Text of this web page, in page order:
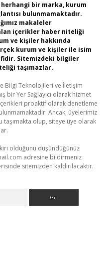
bir marka, kurum
bulunmamaktadır.
makaleler
içerikler haber niteliği
ve kişiler hakkında
kurum ve kişiler ile isim
Sitemizdeki bilgiler
taşımazlar.
Bilgi Teknolojileri ve İletişim
bir Yer Sağlayıcı olarak hizmet
proaktif olarak denetleme
Ancak, üyelerimiz
taşımakta olup, siteye üye olarak
olduğunu düşündüğünüz
adresine bildirmeniz
sitemizden kaldırılacaktır.